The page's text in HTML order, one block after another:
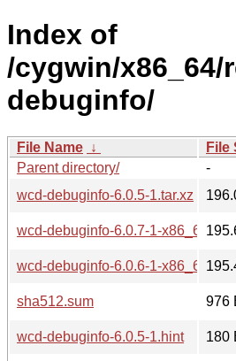
Index of
/cygwin/x86_64/
debuginfo/
File Name ↓ File
Parent directory/
-
wcd-debuginfo-6.0.5-1.tar.xz
wcd-debuginfo-6.0.7-1-
wcd-debuginfo-6.0.6-1-
sha512.sum
976
wcd-debuginfo-6.0.5-1.hint
180